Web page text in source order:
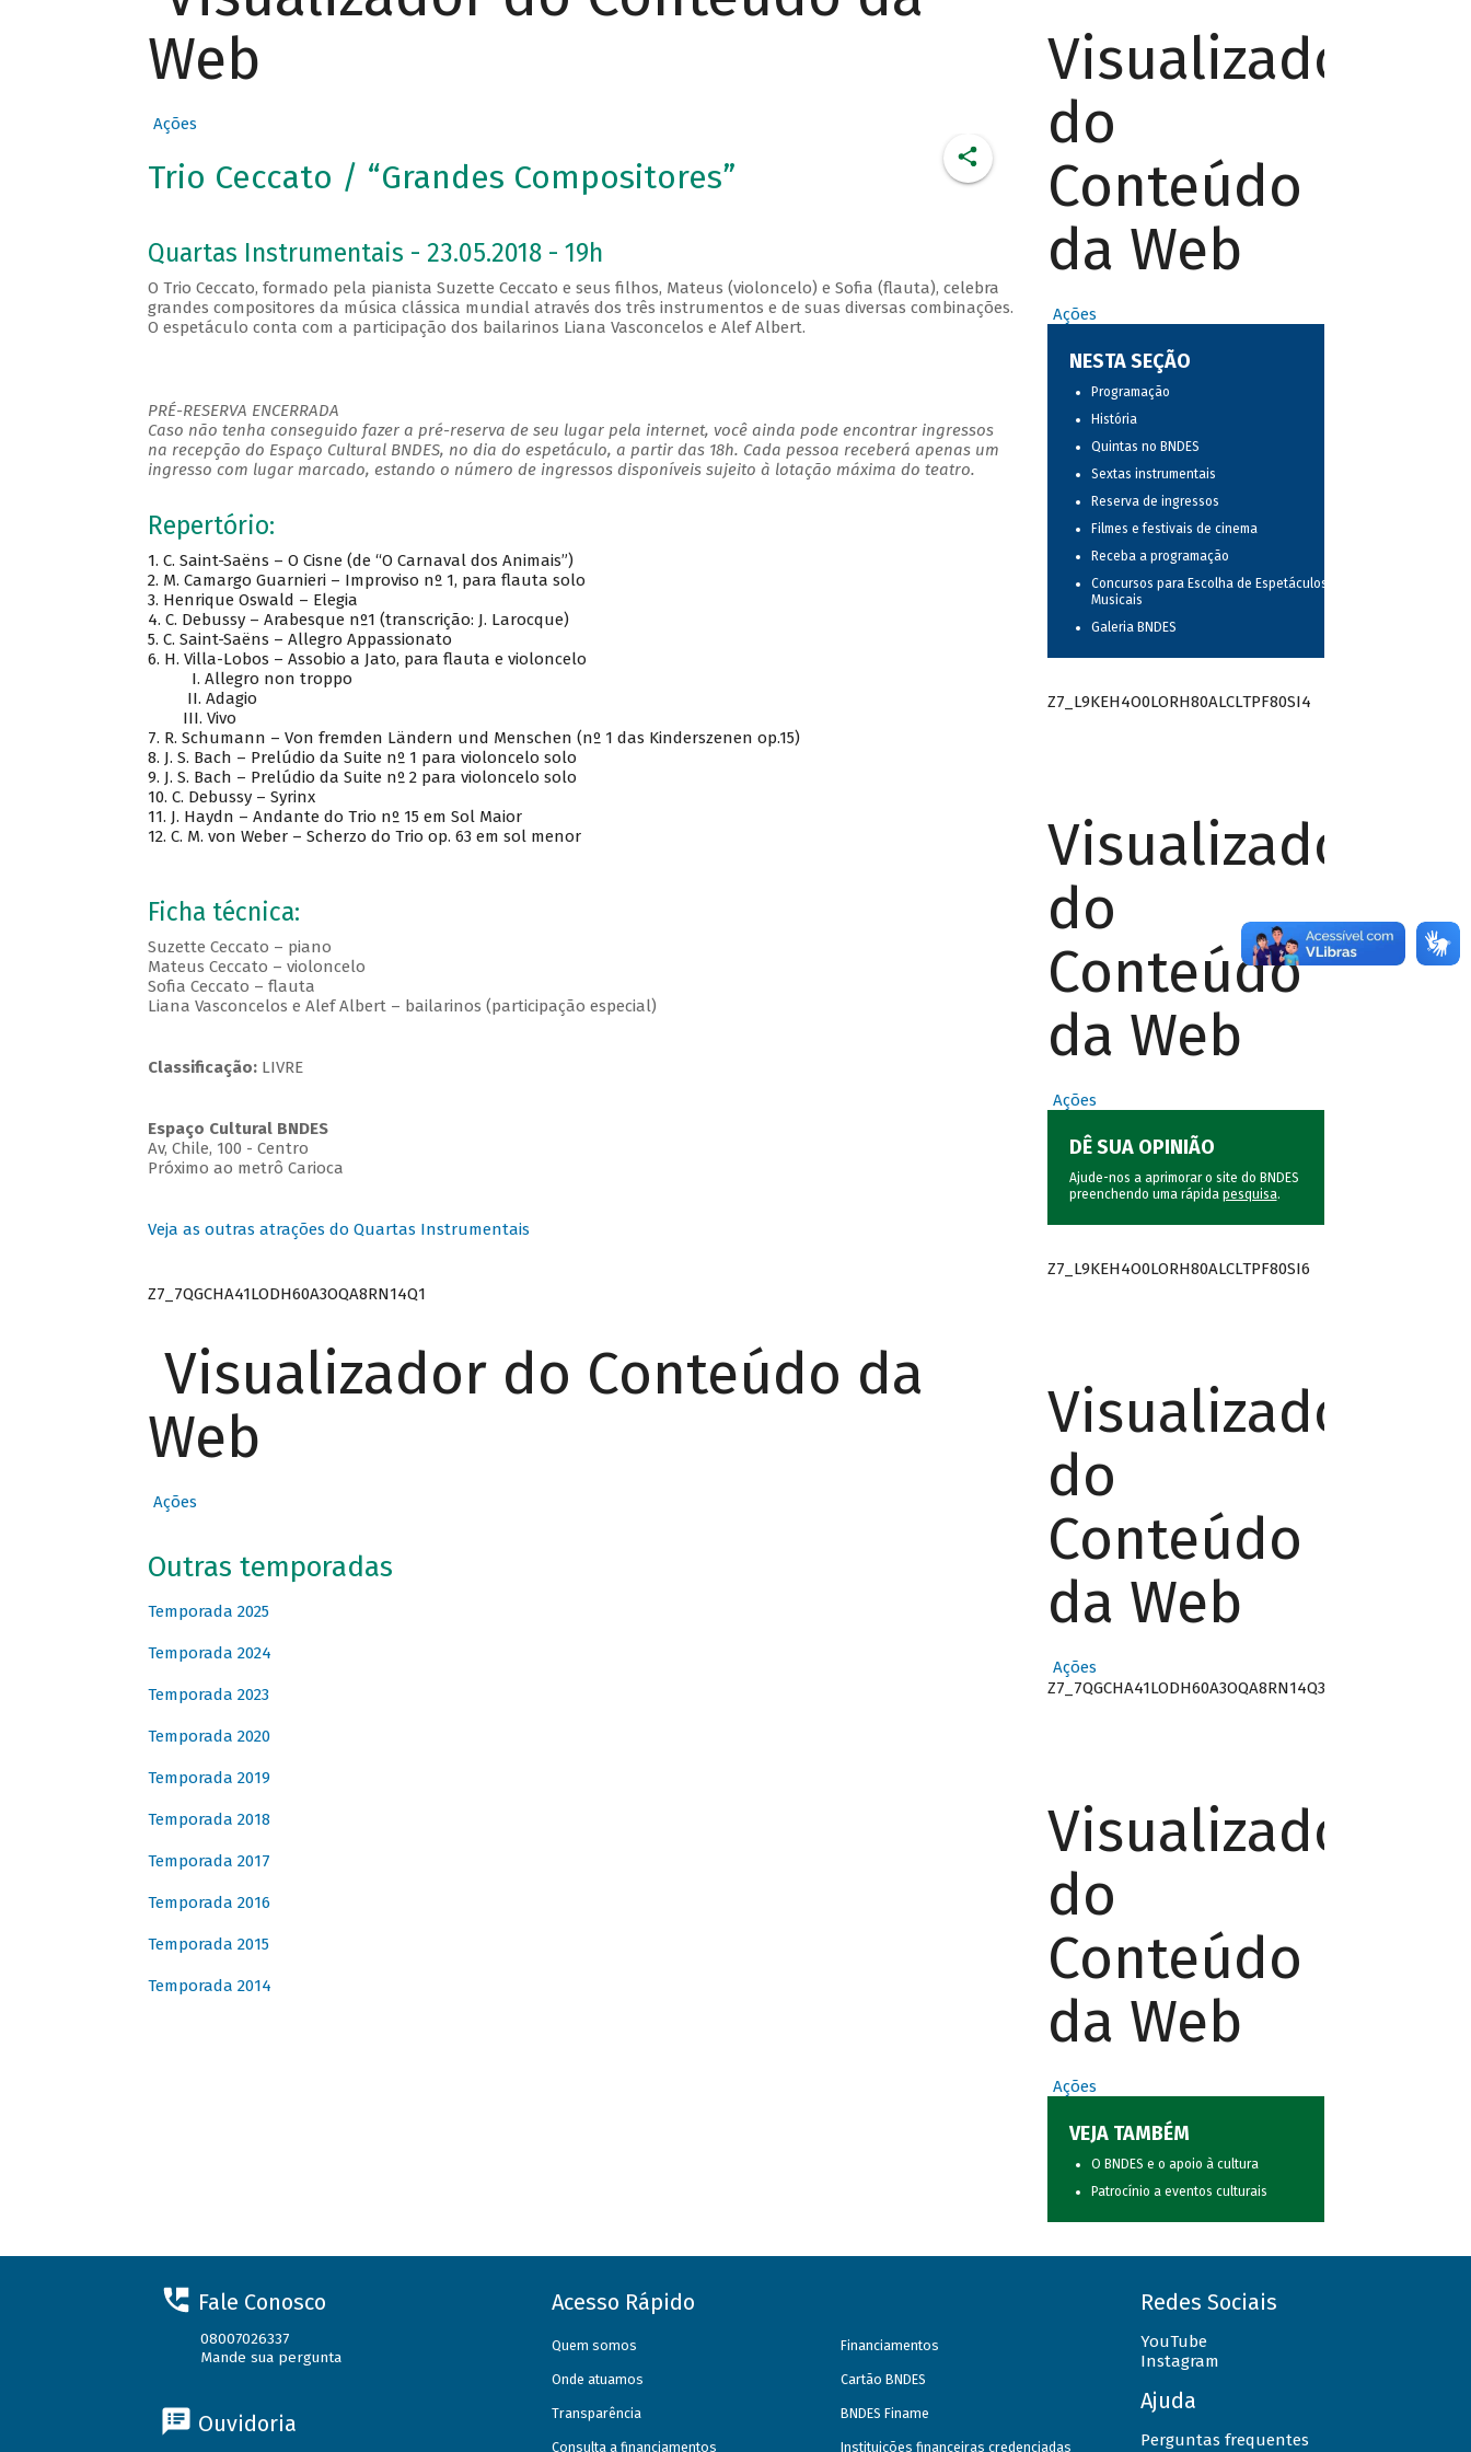
Web
Ações
Trio Ceccato / “Grandes Compositores”
Quartas Instrumentais - 23.05.2018 - 19h
O Trio Ceccato, formado pela pianista Suzette Ceccato e seus filhos, Mateus (violoncelo) e Sofia (flauta), celebra
grandes compositores da música clássica mundial através dos três instrumentos e de suas diversas combinações.
O espetáculo conta com a participação dos bailarinos Liana Vasconcelos e Alef Albert.
PRÉ-RESERVA ENCERRADA
Caso não tenha conseguido fazer a pré-reserva de seu lugar pela internet, você ainda pode encontrar ingressos
na recepção do Espaço Cultural BNDES, no dia do espetáculo, a partir das 18h. Cada pessoa receberá apenas um
ingresso com lugar marcado, estando o número de ingressos disponíveis sujeito à lotação máxima do teatro.
Repertório:
1. C. Saint-Saëns – O Cisne (de “O Carnaval dos Animais”)
2. M. Camargo Guarnieri – Improviso nº 1, para flauta solo
3. Henrique Oswald – Elegia
4. C. Debussy – Arabesque nº1 (transcrição: J. Larocque)
5. C. Saint-Saëns – Allegro Appassionato
6. H. Villa-Lobos – Assobio a Jato, para flauta e violoncelo
I. Allegro non troppo
II. Adagio
III. Vivo
7. R. Schumann – Von fremden Ländern und Menschen (nº 1 das Kinderszenen op.15)
8. J. S. Bach – Prelúdio da Suite nº 1 para violoncelo solo
9. J. S. Bach – Prelúdio da Suite nº 2 para violoncelo solo
10. C. Debussy – Syrinx
11. J. Haydn – Andante do Trio nº 15 em Sol Maior
12. C. M. von Weber – Scherzo do Trio op. 63 em sol menor
Ficha técnica:
Suzette Ceccato – piano
Mateus Ceccato – violoncelo
Sofia Ceccato – flauta
Liana Vasconcelos e Alef Albert – bailarinos (participação especial)
Classificação:LIVRE
Espaço Cultural BNDES
Av, Chile, 100 - Centro
Próximo ao metrô Carioca
Veja as outras atrações do Quartas Instrumentais
Z7_7QGCHA41LODH60A3OQA8RN14Q1
Visualizador do Conteúdo da
Web
Ações
Outras temporadas
Temporada 2025
Temporada 2024
Temporada 2023
Temporada 2020
Temporada 2019
Temporada 2018
Temporada 2017
Temporada 2016
Temporada 2015
Temporada 2014
Visualizador
do
Conteúdo
da Web
Ações
NESTA SEÇÃO
Programação
História
Quintas no BNDES
Sextas instrumentais
Reserva de ingressos
Filmes e festivais de cinema
Receba a programação
Concursos para Escolha de Espetáculos
Musicais
Galeria BNDES
Z7_L9KEH4O0LORH80ALCLTPF80SI4
Visualizador
do
Conteúdo
da Web
Ações
DÊ SUA OPINIÃO
Ajude-nos a aprimorar o site do BNDES
preenchendo uma rápida pesquisa.
Z7_L9KEH4O0LORH80ALCLTPF80SI6
Visualizador
do
Conteúdo
da Web
Ações
Z7_7QGCHA41LODH60A3OQA8RN14Q3
Visualizador
do
Conteúdo
da Web
Ações
VEJA TAMBÉM
O BNDES e o apoio à cultura
Patrocínio a eventos culturais
Fale Conosco
08007026337
Mande sua pergunta
Ouvidoria
Acesso Rápido
Quem somos
Onde atuamos
Transparência
Consulta a financiamentos
Financiamentos
Cartão BNDES
BNDES Finame
Instituições financeiras credenciadas
Redes Sociais
YouTube
Instagram
Ajuda
Perguntas frequentes